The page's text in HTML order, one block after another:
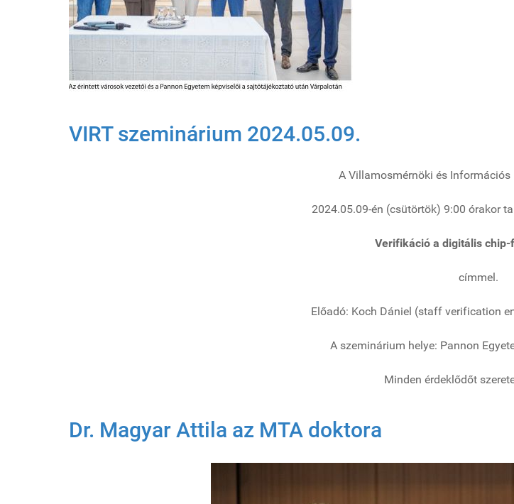
VIRT szeminárium 2024.05.09.
A Villamosmérnöki és Információs
2024.05.09-én (csütörtök) 9:00 órakor
Verifikáció a digitális chip-
címmel.
Előadó: Koch Dániel (staff verification
A szeminárium helye: Pannon
Minden érdeklődőt
Dr. Magyar Attila az MTA doktora